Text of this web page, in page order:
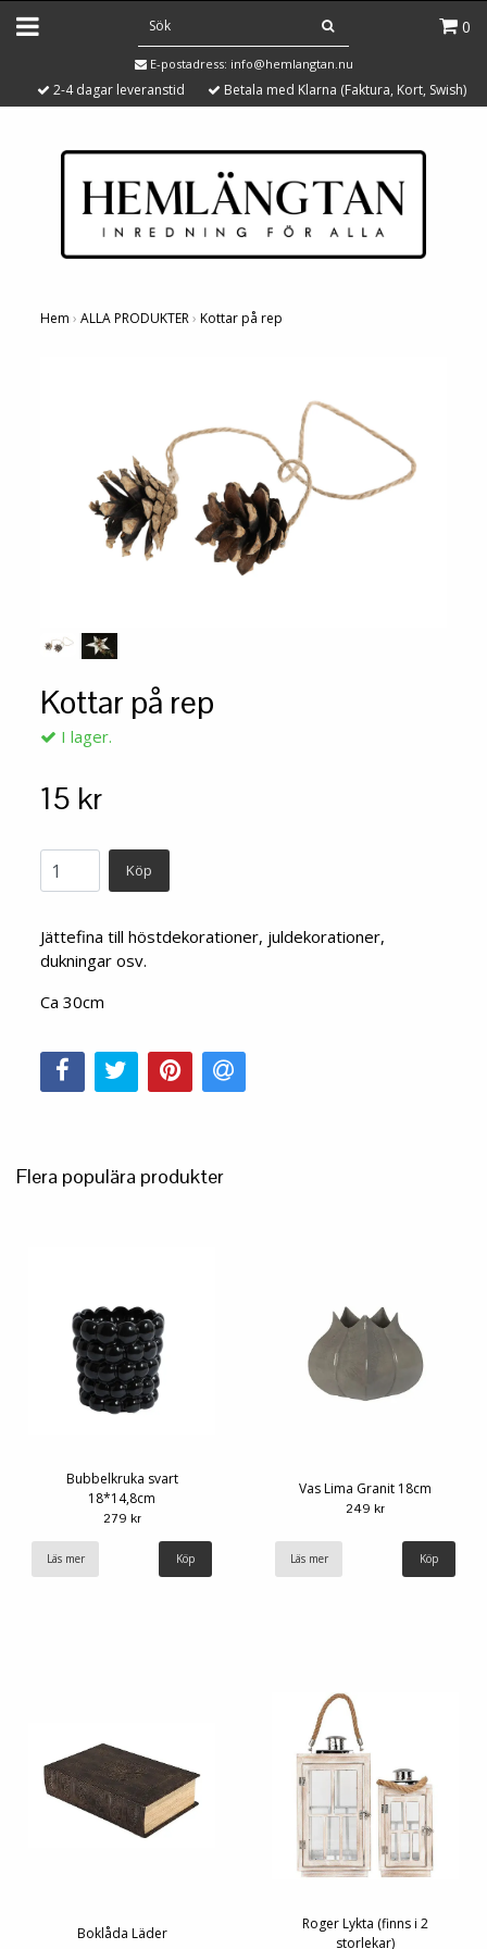
0
E-postadress: info@hemlangtan.nu
2-4 dagar leveranstid Betala med Klarna (Faktura, Kort, Swish)
Hem › ALLA PRODUKTER› Kottar på rep
Kottar på rep
I lager.
15 kr
Köp
Jättefina till höstdekorationer, juldekorationer,
dukningar osv.
Ca 30cm
Flera populära produkter
Bubbelkruka svart
18*14,8cm
279 kr
Läs mer
Vas Lima Granit 18cm
249 kr
Läs mer
Boklåda Läder
Roger Lykta (finns i 2
storlekar)